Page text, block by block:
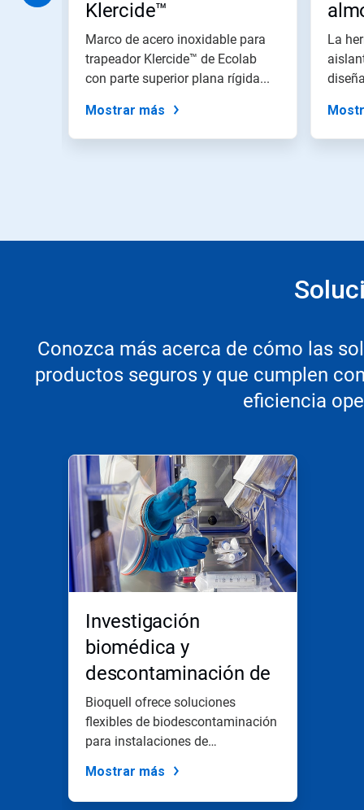
diapositiva
utilizando
puntos
Klercide™
Marco de acero inoxidable para
trapeador Klercide™ de Ecolab
con parte superior plana rígida...
Mostrar más
La
Conozca más acerca de cómo las
productos seguros y que cumplen
eficiencia
Esto
carrusel.
Use
los
botones
Siguiente
Anterior
navegar,
diapositiva
utilizando
puntos
Investigación
biomédica y
descontaminación de
laboratorios
Bioquell ofrece soluciones
flexibles de biodescontaminación
para instalaciones de
Mostrar más